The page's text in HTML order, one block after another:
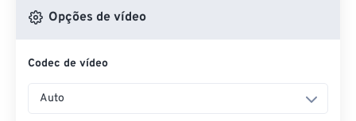
Do OneDrive
Opções de vídeo
Codec de vídeo
Auto